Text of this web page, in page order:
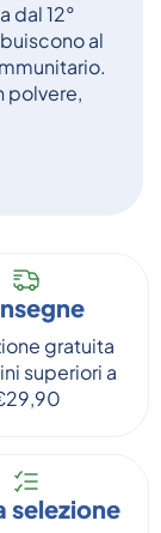
dal 12°
al
polvere,
gratuita
superiori a
selezione